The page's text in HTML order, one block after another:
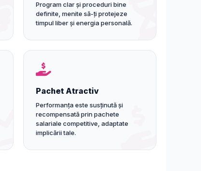
Program clar și proceduri bine
definite, menite să-ți protejeze
timpul liber și energia personală.
Pachet Atractiv
Performanța este susținută și
recompensată prin pachete
salariale competitive, adaptate
implicării tale.